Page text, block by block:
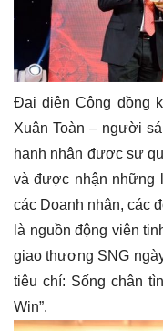
Đại diện Cộng đồng
Xuân Toàn – người
hạnh nhận được sự
và được nhận những
các Doanh nhân, các
là nguồn động viên
giao thương SNG
tiêu chí: Sống chân
Win”.